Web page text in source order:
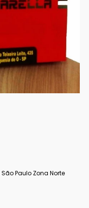
São Paulo Zona Norte